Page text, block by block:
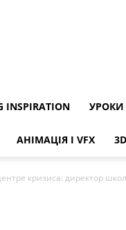
INSPIRATION УРОКИ
АНІМАЦІЯ І VFX
кризиса: директор